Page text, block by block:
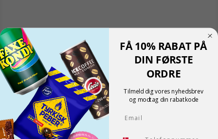
Translate »
Powered by
Translate
Shopping cart0
Der er ingen produkter i kurven!
Fortsæt med at handle
FÅ 10% RABAT PÅ
DIN FØRSTE
ORDRE
Tilmeld dig vores nyhedsbrev
og modtag din rabatkode
Email
Tlf.